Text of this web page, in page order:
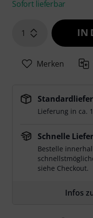
Sofort lieferbar
1 IN
Merken
Lieferung in ca.
Schnelle
Bestelle
siehe Checkout.
Infos